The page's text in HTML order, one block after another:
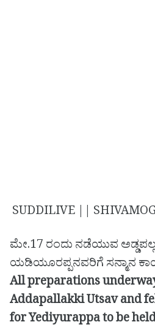
SUDDILIVE ||
ಮೇ.17 ರಂದು ನಡೆಯುವ
ಯಡಿಯೂರಪ್ಪನವರಿಗೆ ಸನ್ಮಾನ
All preparations
Addapallakki Utsav and
for Yediyurappa to be